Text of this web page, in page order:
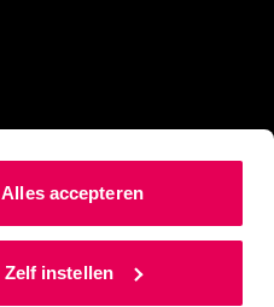
Alles accepteren
Zelf instellen